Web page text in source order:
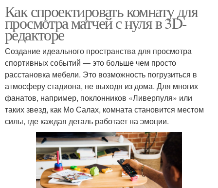
Как спроектировать комнату для
просмотра матчей с нуля в 3D-
редакторе
Создание идеального пространства для просмотра
спортивных событий — это больше чем просто
расстановка мебели. Это возможность погрузиться в
атмосферу стадиона, не выходя из дома. Для многих
фанатов, например, поклонников «Ливерпуля» или
таких звезд, как Мо Салах, комната становится местом
силы, где каждая деталь работает на эмоции.